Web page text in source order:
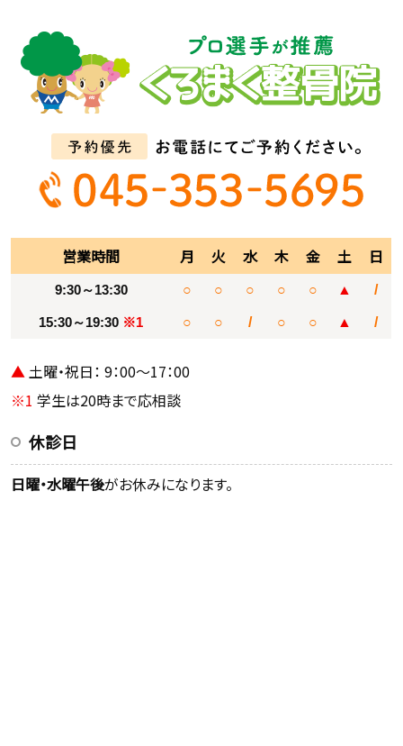
営業時間 月 火 水 木 金 土 日
9:30～13:30 ○ ○ ○ ○ ○ ▲ /
15:30～19:30 ※1 ○ ○ / ○ ○ ▲ /
▲ 土曜・祝日： 9：00～17：00
※1 学生は20時まで応相談
休診日
日曜・水曜午後がお休みになります。